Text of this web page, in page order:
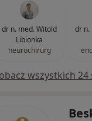
dr n. med. Witold
Libionka
neurochirurg
dr n.
wszystkich